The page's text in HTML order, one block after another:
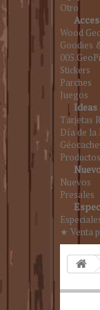
Otro
Wood
Goodies
Stickers
Parches
Juegos
Ideas
Tarjetas
Día de la
Nuevos
Presales
★ Venta